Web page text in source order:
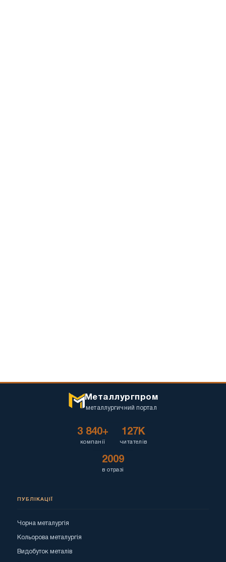
Металлургпром
металлургичний портал
3 840+
компанії
127K
читателів
2009
в отразі
ПУБЛІКАЦІЇ
Чорна металургія
Кольорова металургія
Видобуток металів